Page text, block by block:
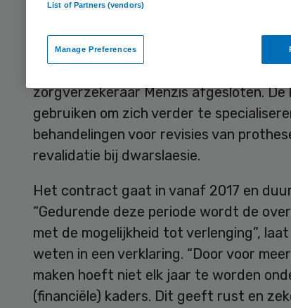
Skipr Redactie
zorgverzekeraar Menzis afgesloten. De
gebruiken om zich verder te
behandelingen voor revisies van
revalidatie bij dwarslaesie.
Het contract gaat in vanaf 2017 en
“Gedurende deze periode wordt de
met de mogelijkheid tot verlenging”,
weten in een verklaring. “Door voor
maken hoeft niet elk jaar te worden
(financiële) kaders. Dit geeft rust en
List of Partners (vendors)
Manage Preferences